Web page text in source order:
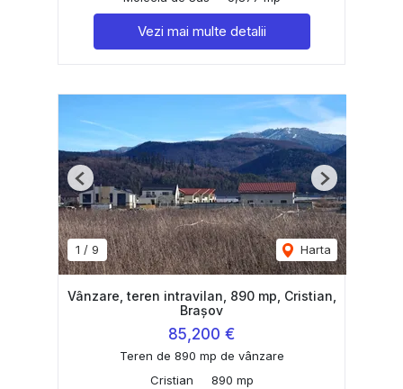
Vezi mai multe detalii
1 / 9 Harta
Previous Next
Vânzare, teren intravilan, 890 mp, Cristian,
Brașov
85,200 €
Teren de 890 mp de vânzare
Cristian
890 mp